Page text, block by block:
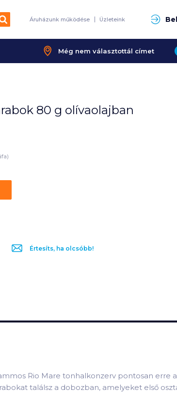
Áruházunk működése Üzleteink
Még nem választottál címet
80 g olívaolajban
Értesíts, ha olcsóbb!
Rio Mare tonhalkonzerv pontosan erre
találsz a dobozban, amelyeket első